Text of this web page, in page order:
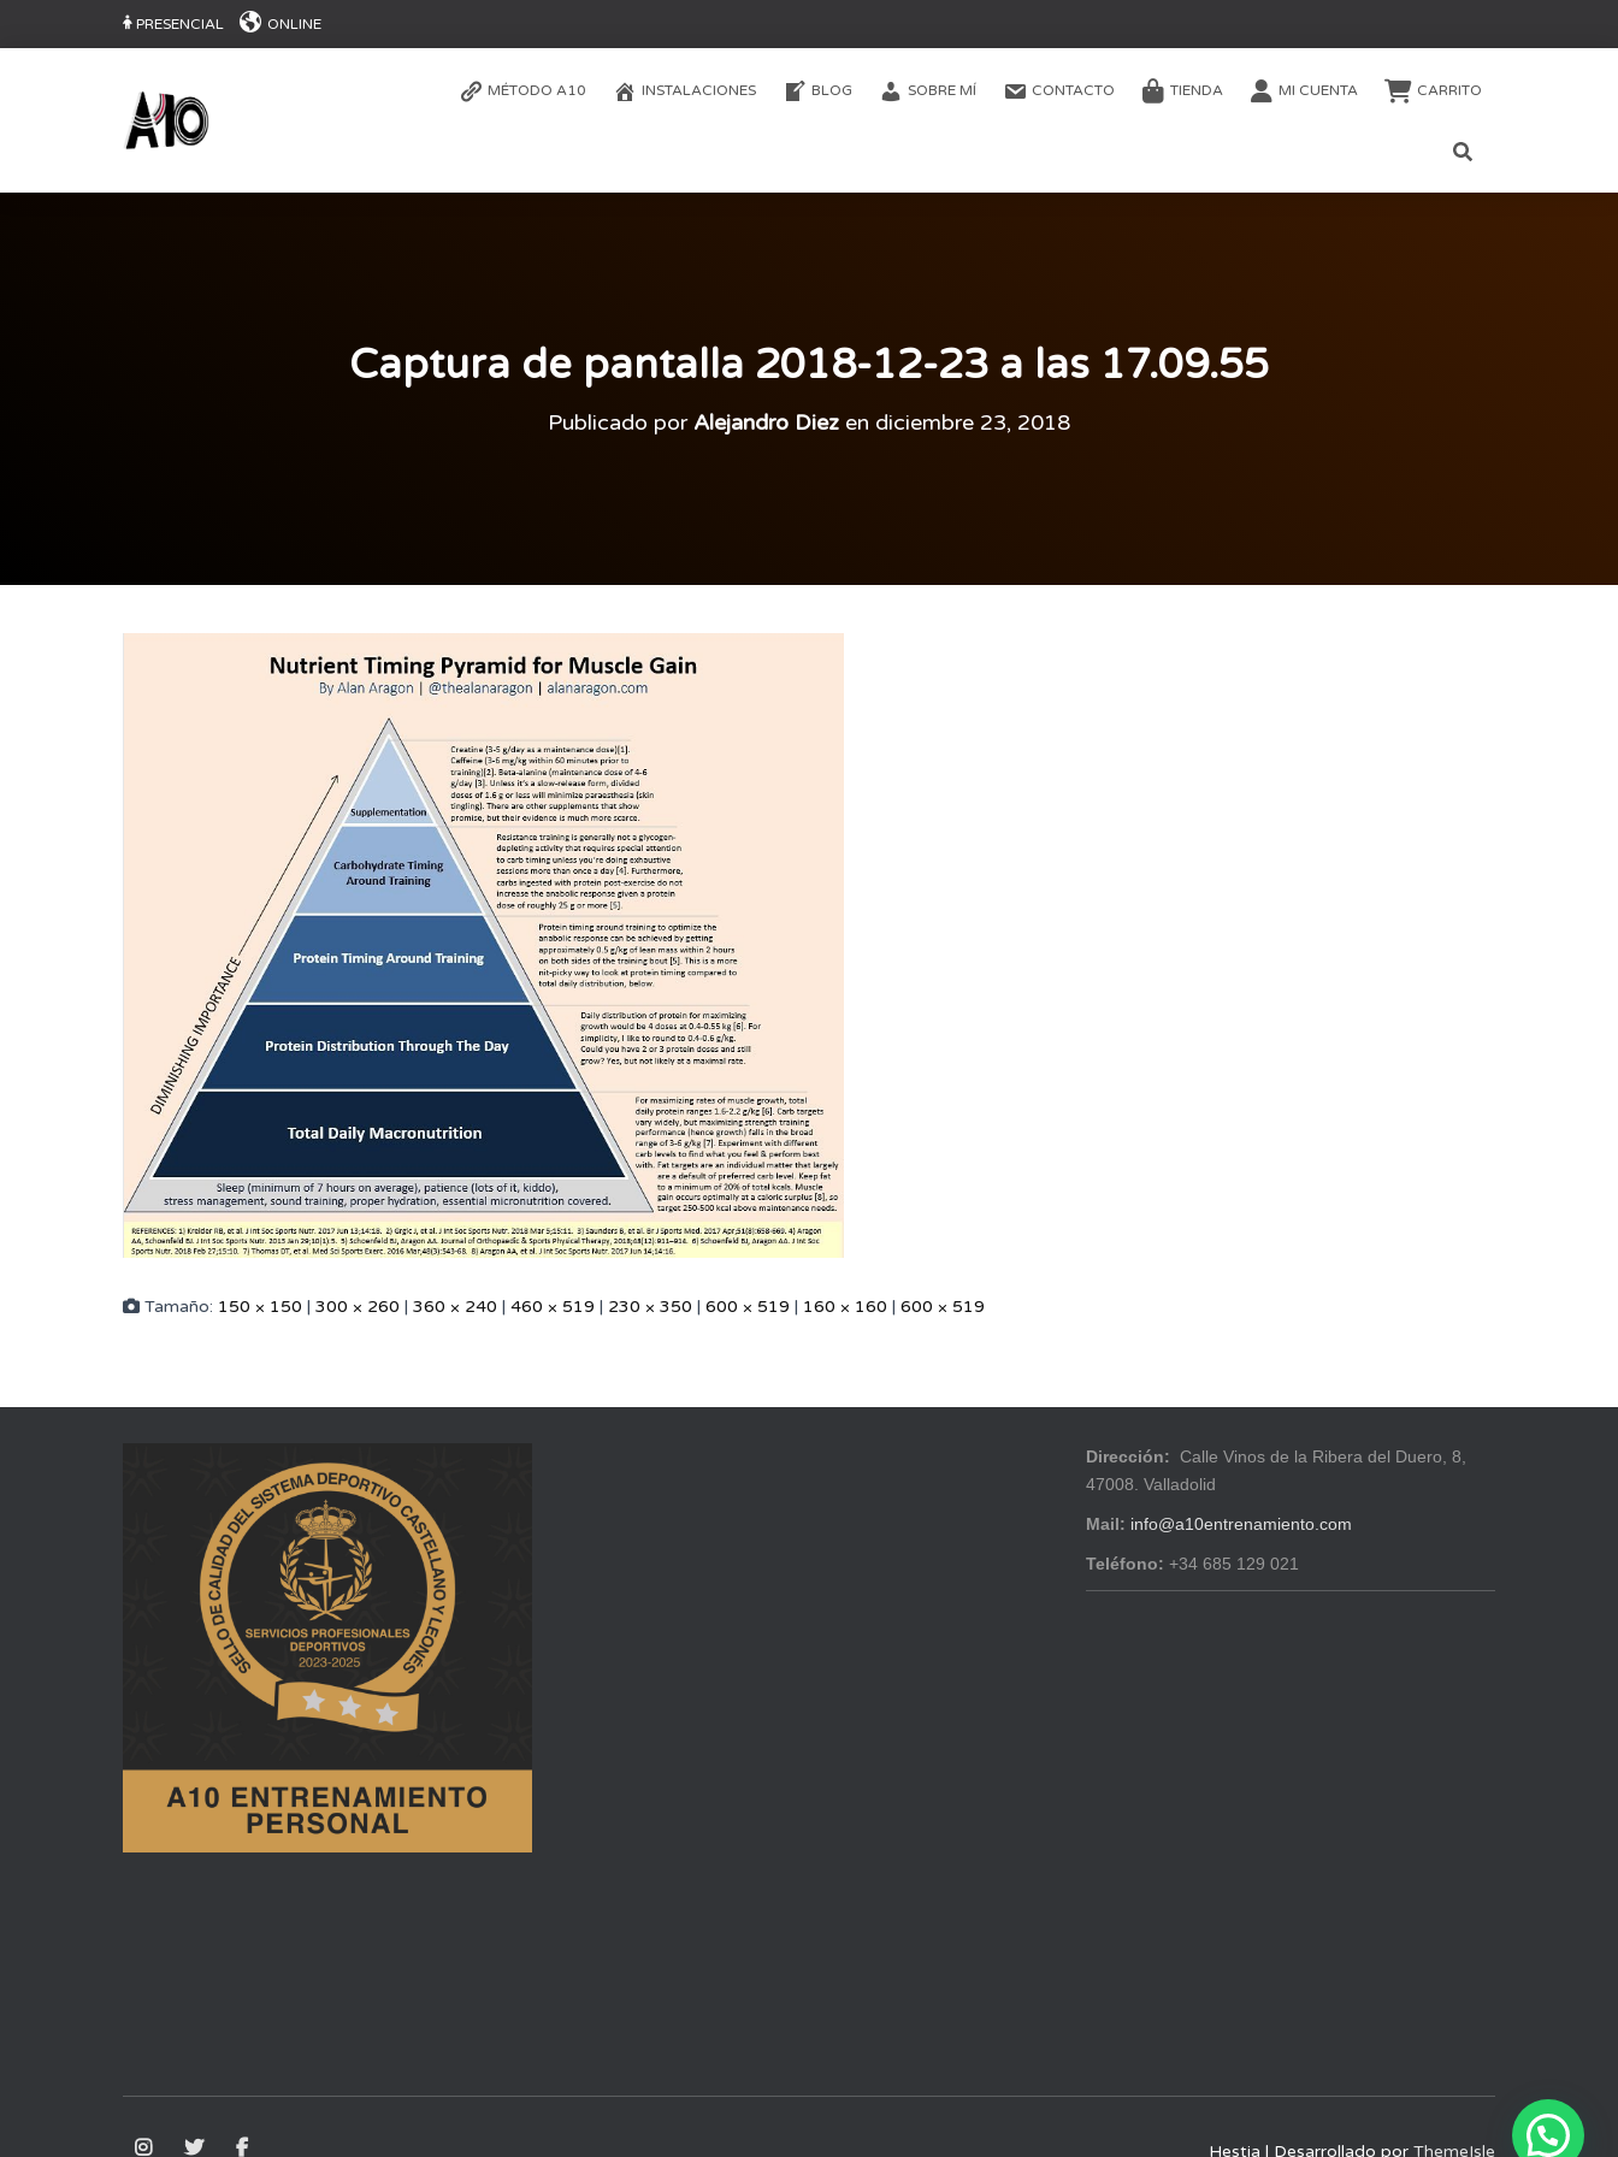
PRESENCIAL ONLINE
MÉTODO A10 INSTALACIONES BLOG SOBRE MÍ CONTACTO TIENDA MI CUENTA CARRITO
Captura de pantalla 2018-12-23 a las 17.09.55
Publicado por Alejandro Diez en diciembre 23, 2018
Tamaño: 150 × 150 | 300 × 260 | 360 × 240 | 460 × 519 | 230 × 350 | 600 × 519 | 160 × 160 | 600 × 519
Dirección: Calle Vinos de la Ribera del Duero, 8,
47008. Valladolid
Mail: info@a10entrenamiento.com
Teléfono: +34 685 129 021
Hestia | Desarrollado por ThemeIsle